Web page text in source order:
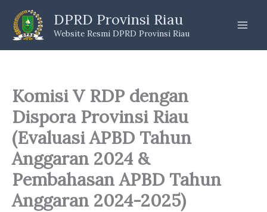
content
DPRD Provinsi Riau
Website Resmi DPRD Provinsi Riau
Komisi V RDP dengan
Dispora Provinsi Riau
(Evaluasi APBD Tahun
Anggaran 2024 &
Pembahasan APBD Tahun
Anggaran 2024-2025)